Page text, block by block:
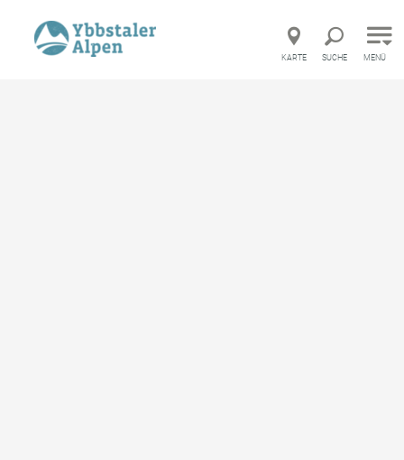
Direkt zur Volltextsuche
Direkt zum Inhalt
KARTE SUCHE MENÜ